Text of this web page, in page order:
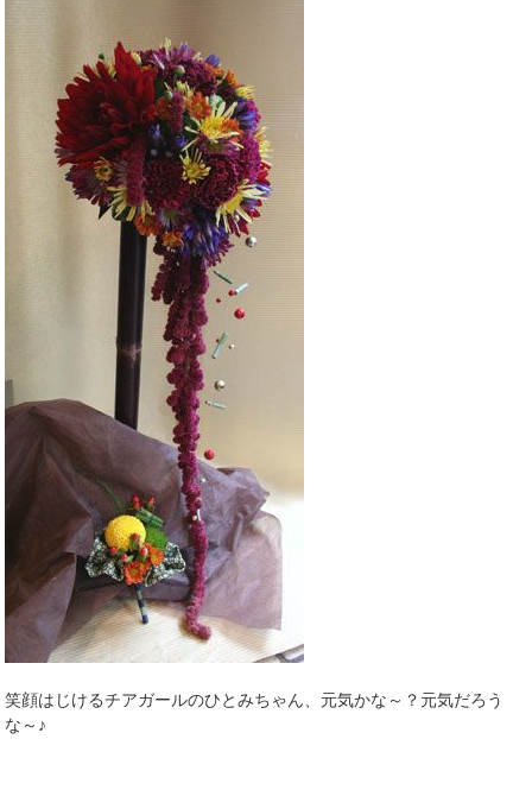
笑顔はじけるチアガールのひとみちゃん、元気かな～？元気だろう
な～♪